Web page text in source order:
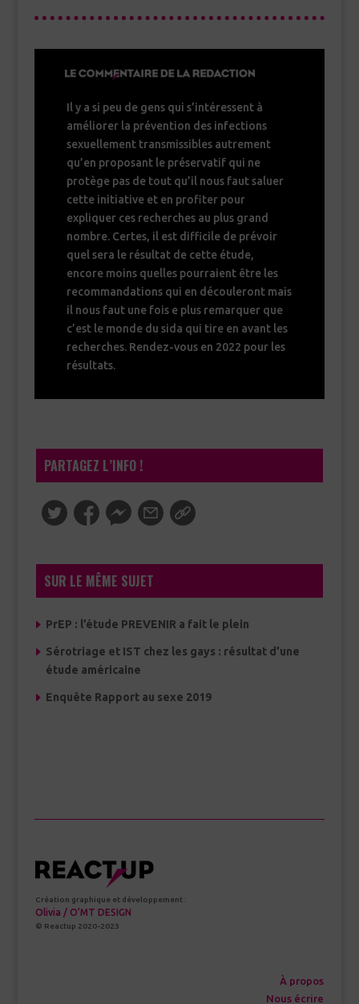
Il y a si peu de gens qui s’intéressent à
améliorer la prévention des infections
sexuellement transmissibles autrement
qu’en proposant le préservatif qui ne
protège pas de tout qu’il nous faut saluer
cette initiative et en profiter pour
expliquer ces recherches au plus grand
nombre. Certes, il est difficile de prévoir
quel sera le résultat de cette étude,
encore moins quelles pourraient être les
recommandations qui en découleront mais
il nous faut une fois e plus remarquer que
c’est le monde du sida qui tire en avant les
recherches. Rendez-vous en 2022 pour les
résultats.
PARTAGEZ L’INFO !
SUR LE MÊME SUJET
PrEP : l’étude PREVENIR a fait le plein
Sérotriage et IST chez les gays : résultat d’une
étude américaine
Enquête Rapport au sexe 2019
Création graphique et développement :
Olivia / O’MT DESIGN
© Reactup 2020-2023
À propos
Nous écrire